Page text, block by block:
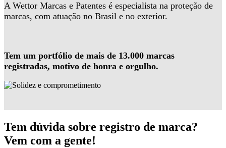
A Wettor Marcas e Patentes é especialista na proteção de
marcas, com atuação no Brasil e no exterior.
Tem um portfólio de mais de 13.000 marcas
registradas, motivo de honra e orgulho.
Tem dúvida sobre registro de marca?
Vem com a gente!